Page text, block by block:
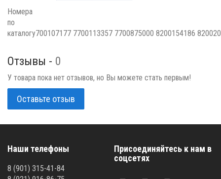
Номера
по
каталогу700107177 7700113357 7700875000 8200154186
Отзывы - 0
У товара пока нет отзывов, но Вы можете стать первым!
Оставьте отзыв
Наши телефоны
8 (901) 315-41-84
Присоединяйтесь к нам в
соцсетях